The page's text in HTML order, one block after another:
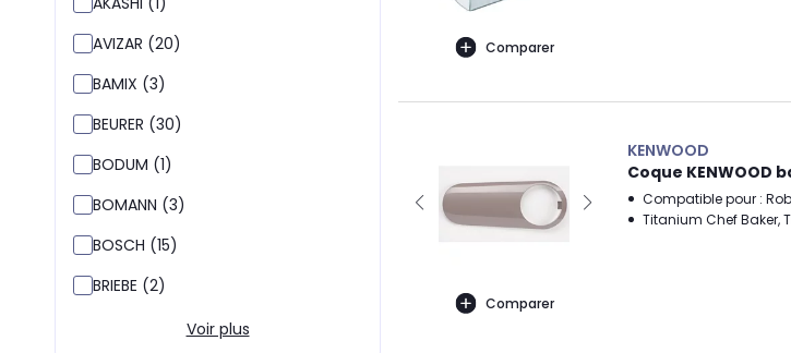
AVIZAR (20)
BAMIX (3)
BEURER (30)
BODUM (1)
BOMANN (3)
BOSCH (15)
BRIEBE (2)
Voir plus
Comparer
Comparer
KENWOOD
Coque KENWOOD
Compatible pour :
Titanium Chef Baker,